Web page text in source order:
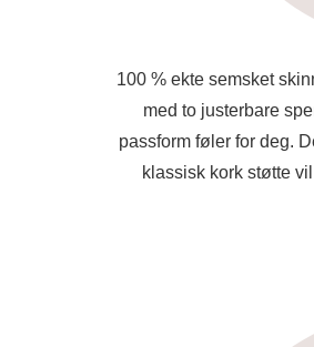
100 % ekte semsket
med to justerbare
passform føler for deg.
klassisk kork støtte